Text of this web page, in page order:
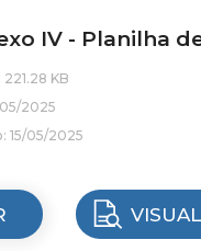
IV - Planilha
KB
2025
15/05/2025